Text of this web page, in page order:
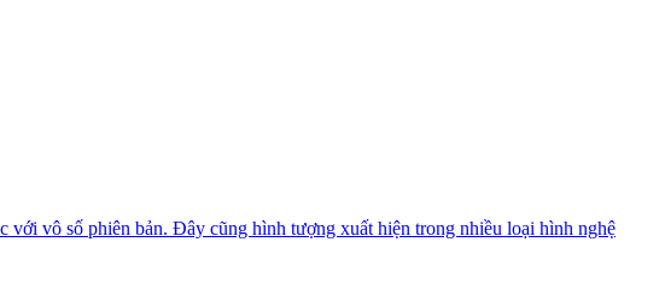
vô số phiên bản. Đây cũng hình tượng xuất hiện trong nhiều loại hình nghệ